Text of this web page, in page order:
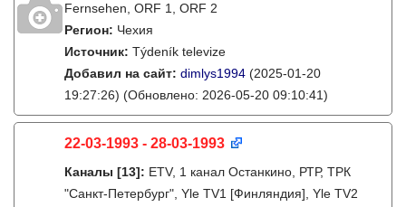
Fernsehen, ORF 1, ORF 2
Регион: Чехия
Источник: Týdeník televize
Добавил на сайт: dimlys1994 (2025-01-20
19:27:26) (Обновлено: 2026-05-20 09:10:41)
22-03-1993 - 28-03-1993
Каналы [13]: ETV, 1 канал Останкино, РТР, ТРК
"Санкт-Петербург", Yle TV1 [Финляндия], Yle TV2